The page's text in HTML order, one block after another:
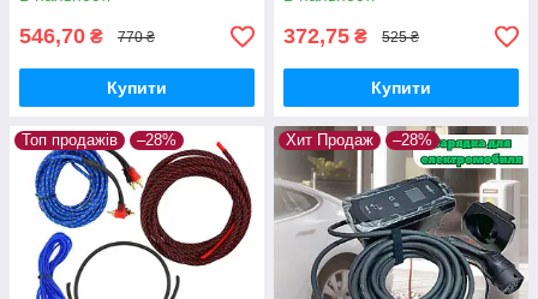
манометром
546,70 ₴ 770 ₴
Купити
372,75 ₴ 525 ₴
Купити
Топ продажів –28% Хит Продаж –28%